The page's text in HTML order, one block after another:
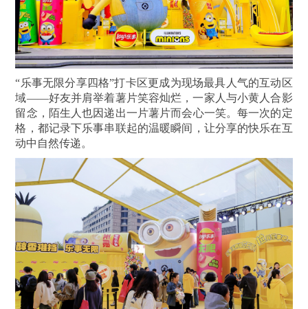
“乐事无限分享四格”打卡区更成为现场最具人气的互动区
域——好友并肩举着薯片笑容灿烂，一家人与小黄人合影
留念，陌生人也因递出一片薯片而会心一笑。每一次的定
格，都记录下乐事串联起的温暖瞬间，让分享的快乐在互
动中自然传递。